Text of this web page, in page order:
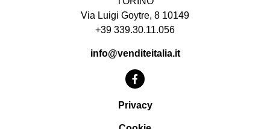
Via Luigi Goytre, 8 10149
+39 339.30.11.056
info@venditeitalia.it
Privacy